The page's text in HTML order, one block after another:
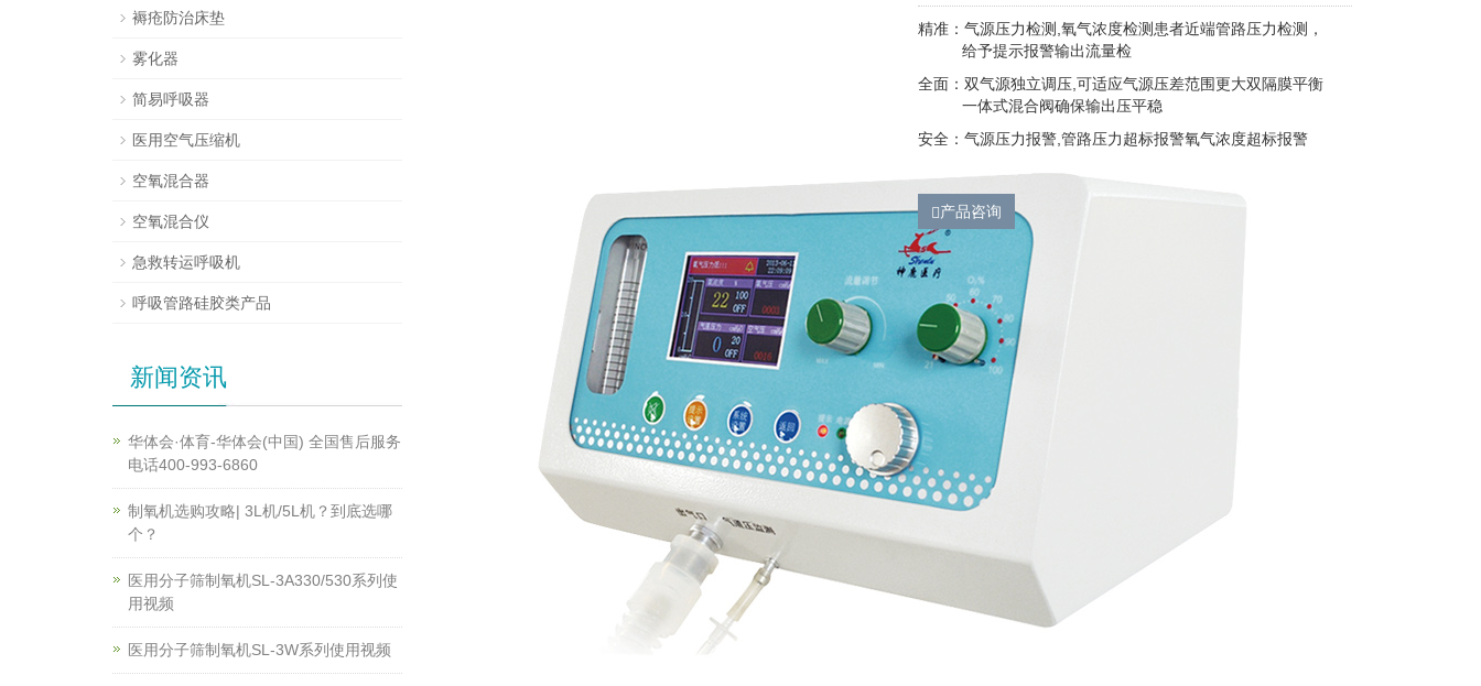
精准：气源压力检测,氧气浓度检测患者近端管路压力检测，
给予提示报警输出流量检
全面：双气源独立调压,可适应气源压差范围更大双隔膜平衡
一体式混合阀确保输出压平稳
安全：气源压力报警,管路压力超标报警氧气浓度超标报警
产品咨询
褥疮防治床垫
雾化器
简易呼吸器
医用空气压缩机
空氧混合器
空氧混合仪
急救转运呼吸机
呼吸管路硅胶类产品
新闻资讯
华体会·体育-华体会(中国) 全国售后服务
电话400-993-6860
制氧机选购攻略| 3L机/5L机？到底选哪
个？
医用分子筛制氧机SL-3A330/530系列使
用视频
医用分子筛制氧机SL-3W系列使用视频